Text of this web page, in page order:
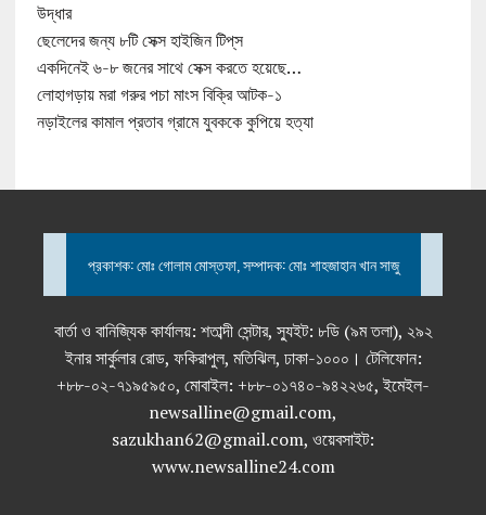
উদ্ধার
ছেলেদের জন্য ৮টি সেক্স হাইজিন টিপ্‌স
একদিনেই ৬-৮ জনের সাথে সেক্স করতে হয়েছে…
লোহাগড়ায় মরা গরুর পচা মাংস বিক্রি আটক-১
নড়াইলের কামাল প্রতাব গ্রামে যুবককে কুপিয়ে হত্যা
প্রকাশক: মোঃ গোলাম মোস্তফা, সম্পাদক: মোঃ শাহজাহান খান সাজু
বার্তা ও বানিজ্যিক কার্যালয়: শতাব্দী সেন্টার, স্যুইট: ৮ডি (৯ম তলা), ২৯২
ইনার সার্কুলার রোড, ফকিরাপুল, মতিঝিল, ঢাকা-১০০০। টেলিফোন:
+৮৮-০২-৭১৯৫৯৫০, মোবাইল: +৮৮-০১৭৪০-৯৪২২৬৫, ইমেইল-
newsalline@gmail.com,
sazukhan62@gmail.com, ওয়েবসাইট:
www.newsalline24.com